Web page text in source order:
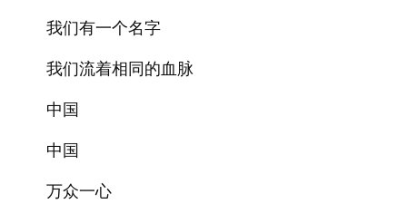
我们有一个名字
我们流着相同的血脉
中国
中国
万众一心